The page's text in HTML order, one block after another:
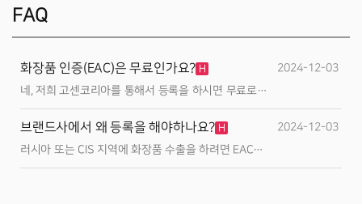
FAQ
화장품 인증(EAC)은 무료인가요? H
2024-12-03
네, 저희 고센코리아를 통해서 등록을 하시면 무료로
진행하실 수 있습니다.
브랜드사에서 왜 등록을 해야하나요? H
2024-12-03
러시아 또는 CIS 지역에 화장품 수출을 하려면 EAC
인증 되어야 수출을 진행할 수 있습니다. 따라서,